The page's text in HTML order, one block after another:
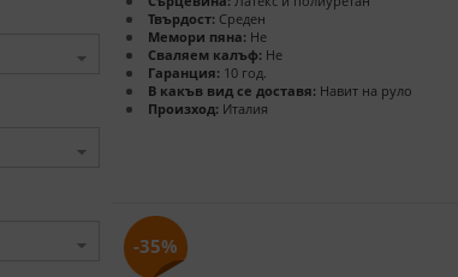
Твърдост: Среден
Мемори пяна: Не
Сваляем калъф: Не
Гаранция: 10 год.
В какъв вид се доставя: Навит на руло
Произход: Италия
-35%